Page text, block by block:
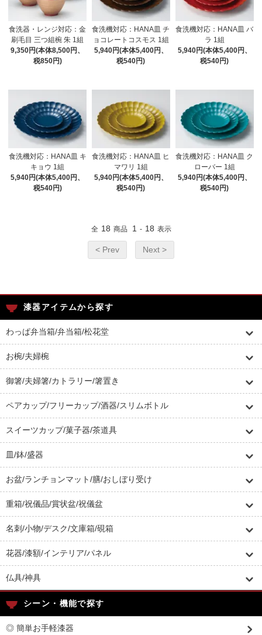
食洗器・レンジ対応：金
刷毛目 三つ組椀 朱 1組
9,350円(本体8,500円、
税850円)
食洗機対応：HANA皿 チ
ョコレートコスモス 1組
5,940円(本体5,400円、
税540円)
食洗機対応：HANA皿 バ
ラ 1組
5,940円(本体5,400円、
税540円)
食洗機対応：HANA皿 キ
キョウ 1組
5,940円(本体5,400円、
税540円)
食洗機対応：HANA皿 ヒ
マワリ 1組
5,940円(本体5,400円、
税540円)
食洗機対応：HANA皿 ク
ローバー 1組
5,940円(本体5,400円、
税540円)
全 18 商品 1 - 18 表示
< Prev Next >
漆器アイテムから探す
わっぱ弁当箱/弁当箱/松花堂
お椀/夫婦椀
御箸/夫婦箸/カトラリー/箸置き
ペアカップ/フリーカップ/酒器/スリムボトル
スイーツカップ/菓子器/茶道具
皿/鉢/盛器
お盆/ランチョンマット/膳/おしぼり受け
重箱/祝儀品/賞状盆/祝儀盆
名刺/小物/デスク/文庫箱/硯箱
花器/漆額/インテリア/パネル
仏具/神具
シーン・機能で探す
◎ 簡単お手軽漆器